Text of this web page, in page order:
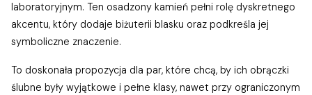
laboratoryjnym. Ten osadzony kamień pełni rolę dyskretnego
akcentu, który dodaje biżuterii blasku oraz podkreśla jej
symboliczne znaczenie.
To doskonała propozycja dla par, które chcą, by ich obrączki
ślubne były wyjątkowe i pełne klasy, nawet przy ograniczonym